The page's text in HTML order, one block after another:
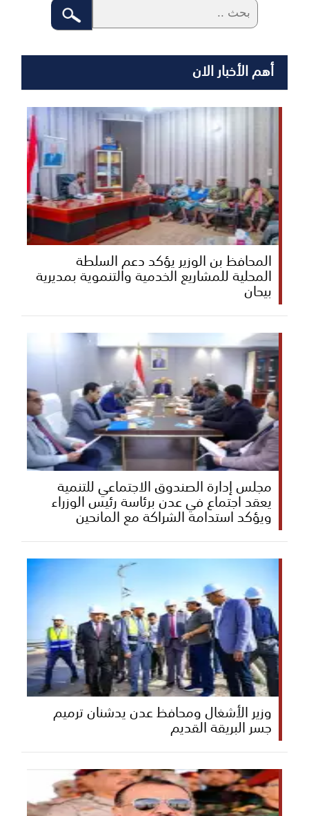
أهم الأخبار الان
المحافظ بن الوزير يؤكد دعم السلطة
المحلية للمشاريع الخدمية والتنموية بمديرية
بيحان
مجلس إدارة الصندوق الاجتماعي للتنمية
يعقد اجتماع في عدن برئاسة رئيس الوزراء
ويؤكد استدامة الشراكة مع المانحين
وزير الأشغال ومحافظ عدن يدشنان ترميم
جسر البريقة القديم